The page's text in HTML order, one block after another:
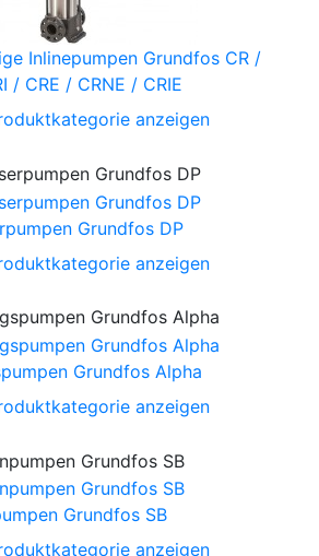
Inlinepumpen Grundfos CR /
/ CRE / CRNE / CRIE
anzeigen
Grundfos DP
anzeigen
Grundfos Alpha
anzeigen
Grundfos SB
anzeigen